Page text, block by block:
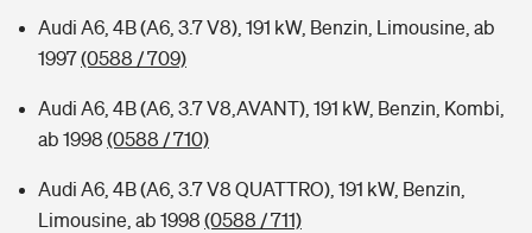
Audi A6, 4B (A6, 3.7 V8), 191 kW, Benzin, Limousine, ab
1997(0588 / 709)
Audi A6, 4B (A6, 3.7 V8,AVANT), 191 kW, Benzin, Kombi,
ab 1998 (0588 / 710)
Audi A6, 4B (A6, 3.7 V8 QUATTRO), 191 kW, Benzin,
Limousine, ab 1998 (0588 / 711)